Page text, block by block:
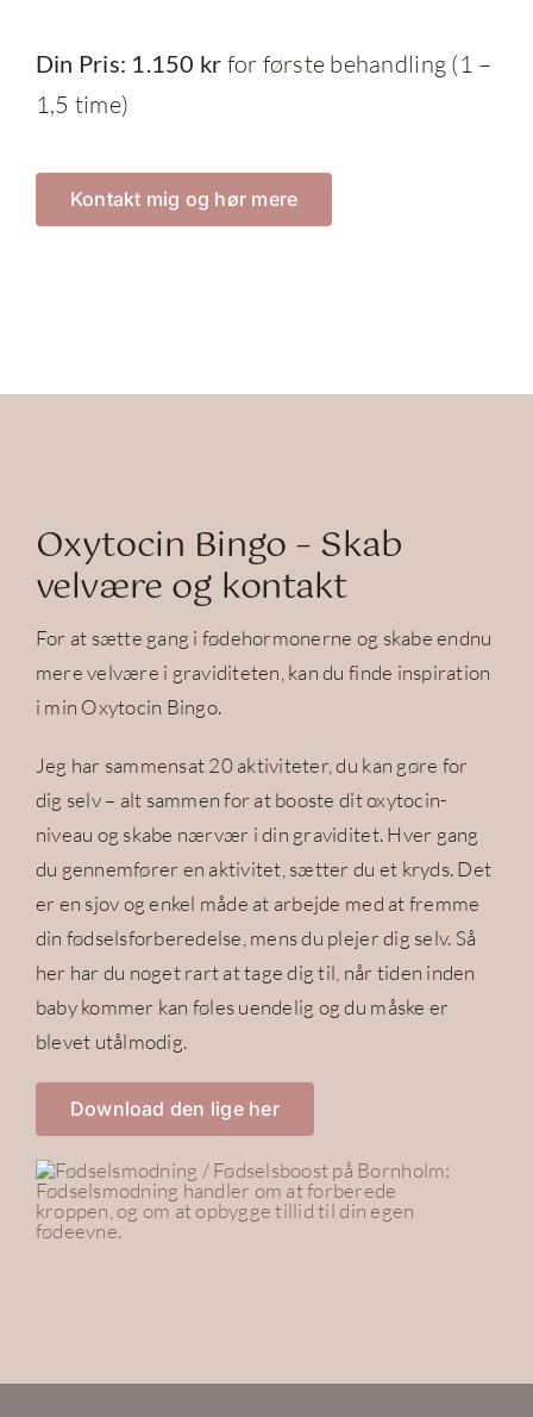
Din Pris: 1.150 kr for første behandling (1 –
1,5 time)
Kontakt mig og hør mere
Oxytocin Bingo – Skab
velvære og kontakt
For at sætte gang i fødehormonerne og skabe endnu
mere velvære i graviditeten, kan du finde inspiration
i min Oxytocin Bingo.
Jeg har sammensat 20 aktiviteter, du kan gøre for
dig selv – alt sammen for at booste dit oxytocin-
niveau og skabe nærvær i din graviditet. Hver gang
du gennemfører en aktivitet, sætter du et kryds. Det
er en sjov og enkel måde at arbejde med at fremme
din fødselsforberedelse, mens du plejer dig selv. Så
her har du noget rart at tage dig til, når tiden inden
baby kommer kan føles uendelig og du måske er
blevet utålmodig.
Download den lige her